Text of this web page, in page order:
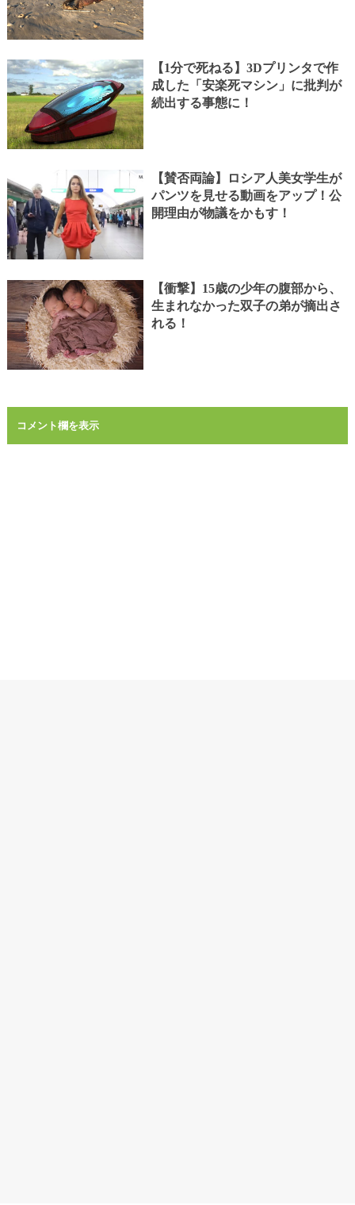
【1分で死ねる】3Dプリンタで作
成した「安楽死マシン」に批判が
続出する事態に！
【賛否両論】ロシア人美女学生が
パンツを見せる動画をアップ！公
開理由が物議をかもす！
【衝撃】15歳の少年の腹部から、
生まれなかった双子の弟が摘出さ
れる！
コメント欄を表示